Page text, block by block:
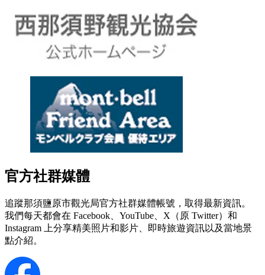
官方社群媒體
追蹤那須鹽原市觀光局官方社群媒體帳號，取得最新資訊。
我們每天都會在 Facebook、YouTube、X（原 Twitter）和
Instagram 上分享精美照片和影片、即時旅遊資訊以及當地景
點介紹。